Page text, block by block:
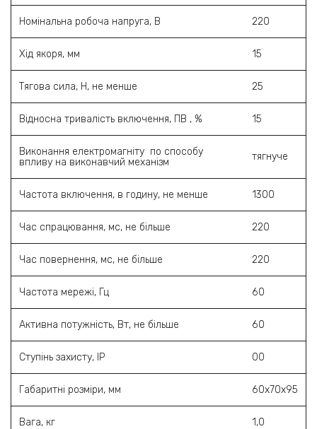
Номінальна робоча напруга, В 220
Хід якоря, мм 15
Тягова сила, Н, не менше 25
Відносна тривалість включення, ПВ , % 15
Виконання електромагніту по способу
впливу на виконавчий механізм
тягнуче
Частота включення, в годину, не менше 1300
Час спрацювання, мс, не більше 220
Час повернення, мс, не більше 220
Частота мережі, Гц 60
Активна потужність, Вт, не більше 60
Ступінь захисту, ІР 00
Габаритні розміри, мм 60х70х95
Вага, кг 1,0